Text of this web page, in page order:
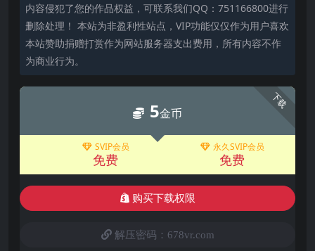
内容侵犯了您的作品权益，可联系我们QQ：751166800进行
删除处理！ 本站为非盈利性站点，VIP功能仅仅作为用户喜欢
本站赞助捐赠打赏作为网站服务器支出费用，所有内容不作
为商业行为。
下载
5金币
SVIP会员
免费
永久SVIP会员
免费
购买下载权限
解压密码：678vr.com